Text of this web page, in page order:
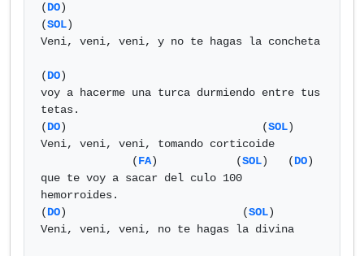
(DO)
(SOL)
Veni, veni, veni, y no te hagas la concheta
(DO)
voy a hacerme una turca durmiendo entre tus
tetas.
(DO)                              (SOL)
Veni, veni, veni, tomando corticoide
              (
FA)            (SOL)   (DO)
que te voy a sacar del culo 100
hemorroides.
(DO)                           (SOL)
Veni, veni, veni, no te hagas la divina